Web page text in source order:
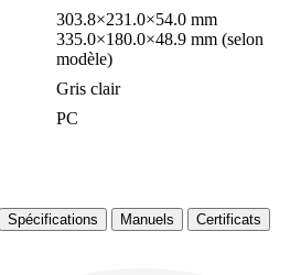
303.8×231.0×54.0 mm
335.0×180.0×48.9 mm (selon
modèle)
Gris clair
PC
Spécifications Manuels Certificats